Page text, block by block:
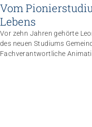
Vom
Lebens
Vor zehn Jahren gehörte
des neuen Studiums
Fachverantwortliche